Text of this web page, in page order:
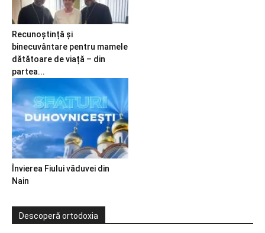
Recunoștință și
binecuvântare pentru mamele
dătătoare de viață – din
partea...
Învierea Fiului văduvei din
Nain
Descoperă ortodoxia